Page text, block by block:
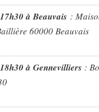
à Beauvais :
60000 Beauvais
à Gennevilliers :